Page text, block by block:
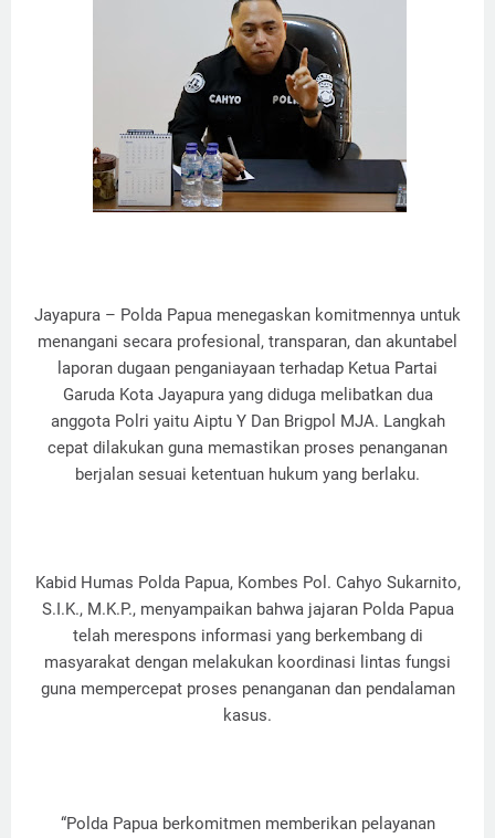
Jayapura – Polda Papua menegaskan komitmennya untuk
menangani secara profesional, transparan, dan akuntabel
laporan dugaan penganiayaan terhadap Ketua Partai
Garuda Kota Jayapura yang diduga melibatkan dua
anggota Polri yaitu Aiptu Y Dan Brigpol MJA. Langkah
cepat dilakukan guna memastikan proses penanganan
berjalan sesuai ketentuan hukum yang berlaku.
Kabid Humas Polda Papua, Kombes Pol. Cahyo Sukarnito,
S.I.K., M.K.P., menyampaikan bahwa jajaran Polda Papua
telah merespons informasi yang berkembang di
masyarakat dengan melakukan koordinasi lintas fungsi
guna mempercepat proses penanganan dan pendalaman
kasus.
“Polda Papua berkomitmen memberikan pelayanan